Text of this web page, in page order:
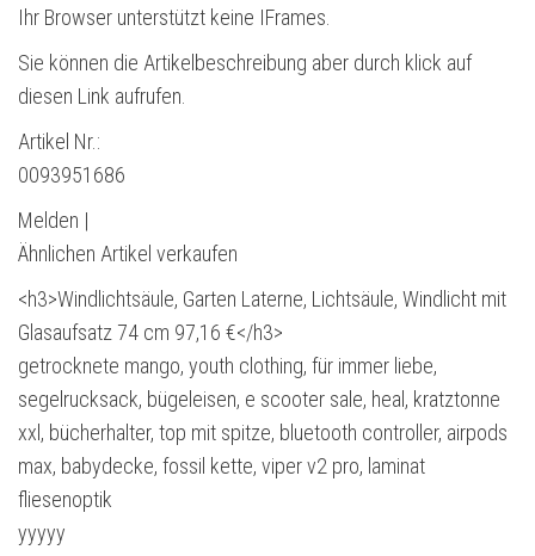
Ihr Browser unterstützt keine IFrames.
Sie können die Artikelbeschreibung aber durch klick auf
diesen Link aufrufen.
Artikel Nr.:
0093951686
Melden |
Ähnlichen Artikel verkaufen
<h3>Windlichtsäule, Garten Laterne, Lichtsäule, Windlicht mit
Glasaufsatz 74 cm 97,16 €</h3>
getrocknete mango, youth clothing, für immer liebe,
segelrucksack, bügeleisen, e scooter sale, heal, kratztonne
xxl, bücherhalter, top mit spitze, bluetooth controller, airpods
max, babydecke, fossil kette, viper v2 pro, laminat
fliesenoptik
yyyyy